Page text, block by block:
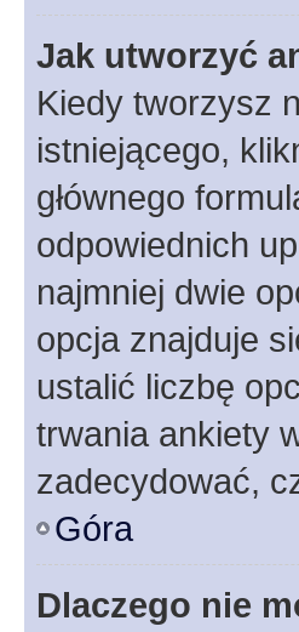
Jak utworzyć
Kiedy tworzysz
istniejącego,
głównego
odpowiednich
najmniej dwie
opcja znajduje
ustalić liczbę
trwania ankiety
zadecydować,
Góra
Dlaczego nie